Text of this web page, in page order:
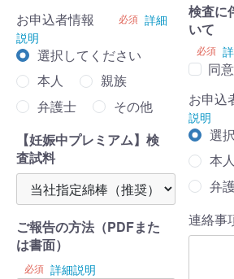
お申込者情報 必須 詳細
説明
選択してください
本人
親族
弁護士
その他
【妊娠中プレミアム】検
査試料
ご報告の方法（PDFまた
は書面）
必須 詳細説明
検査に
いて
必須
同
お申込
説明
選
本人
弁
連絡事